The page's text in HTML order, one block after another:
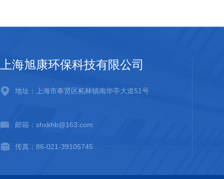
上海旭康环保科技有限公司
地址：上海市奉贤区柘林镇南华亭大道51号
邮箱：shxkhb@163.com
传真：86-021-39105745